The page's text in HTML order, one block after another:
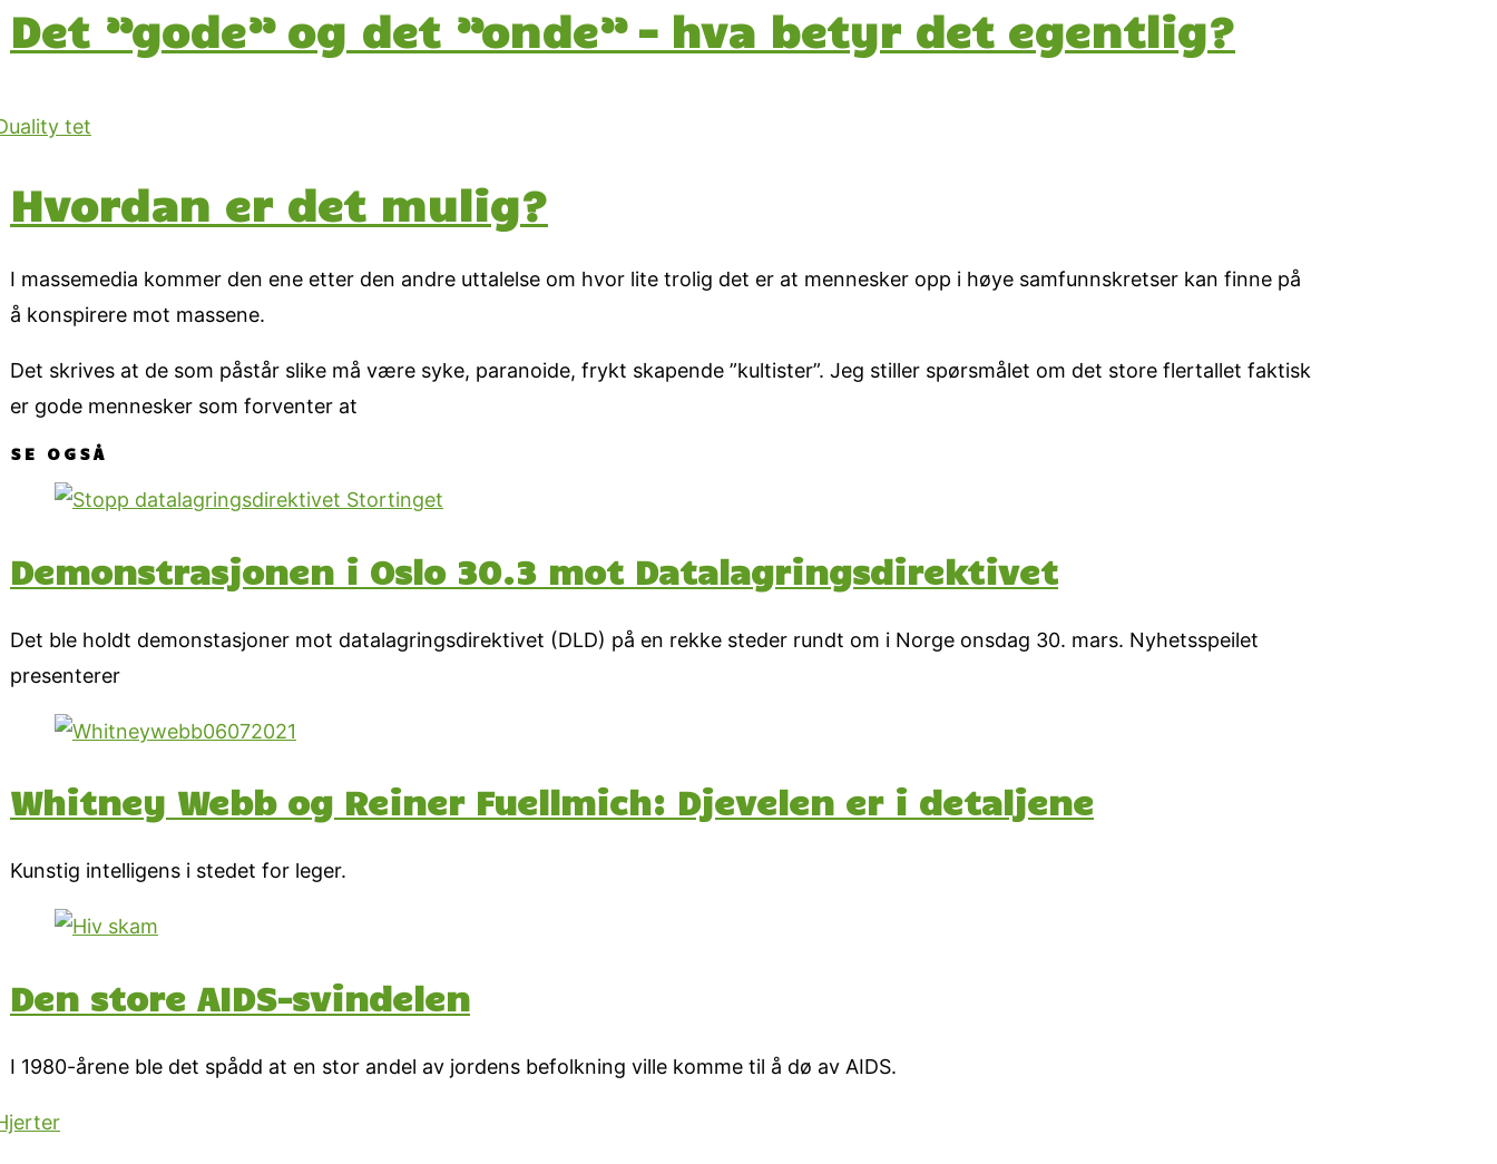
Det ”gode” og det ”onde” – hva betyr det egentlig?
Hvordan er det mulig?
I massemedia kommer den ene etter den andre uttalelse om hvor lite trolig det er at mennesker opp i høye samfunnskretser kan finne på
å konspirere mot massene.
Det skrives at de som påstår slike må være syke, paranoide, frykt skapende ”kultister”. Jeg stiller spørsmålet om det store flertallet faktisk
er gode mennesker som forventer at
SE OGSÅ
Demonstrasjonen i Oslo 30.3 mot Datalagringsdirektivet
Det ble holdt demonstasjoner mot datalagringsdirektivet (DLD) på en rekke steder rundt om i Norge onsdag 30. mars. Nyhetsspeilet
presenterer
Whitney Webb og Reiner Fuellmich: Djevelen er i detaljene
Kunstig intelligens i stedet for leger.
Den store AIDS-svindelen
I 1980-årene ble det spådd at en stor andel av jordens befolkning ville komme til å dø av AIDS.